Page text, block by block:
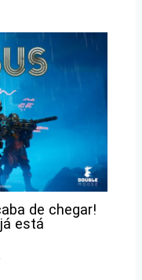
de chegar!
está